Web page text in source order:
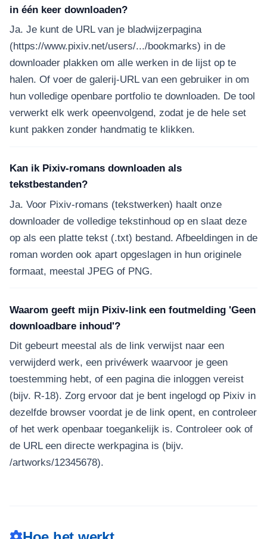
in één keer downloaden?
Ja. Je kunt de URL van je bladwijzerpagina
(https://www.pixiv.net/users/.../bookmarks) in de
downloader plakken om alle werken in de lijst op te
halen. Of voer de galerij-URL van een gebruiker in om
hun volledige openbare portfolio te downloaden. De tool
verwerkt elk werk opeenvolgend, zodat je de hele set
kunt pakken zonder handmatig te klikken.
Kan ik Pixiv-romans downloaden als
tekstbestanden?
Ja. Voor Pixiv-romans (tekstwerken) haalt onze
downloader de volledige tekstinhoud op en slaat deze
op als een platte tekst (.txt) bestand. Afbeeldingen in de
roman worden ook apart opgeslagen in hun originele
formaat, meestal JPEG of PNG.
Waarom geeft mijn Pixiv-link een foutmelding 'Geen
downloadbare inhoud'?
Dit gebeurt meestal als de link verwijst naar een
verwijderd werk, een privéwerk waarvoor je geen
toestemming hebt, of een pagina die inloggen vereist
(bijv. R-18). Zorg ervoor dat je bent ingelogd op Pixiv in
dezelfde browser voordat je de link opent, en controleer
of het werk openbaar toegankelijk is. Controleer ook of
de URL een directe werkpagina is (bijv.
/artworks/12345678).